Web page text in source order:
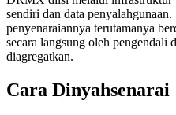
sendiri dan data
penyenaraiannya terutamanya
secara langsung oleh pengendali
diagregatkan.
Cara Dinyahsenarai